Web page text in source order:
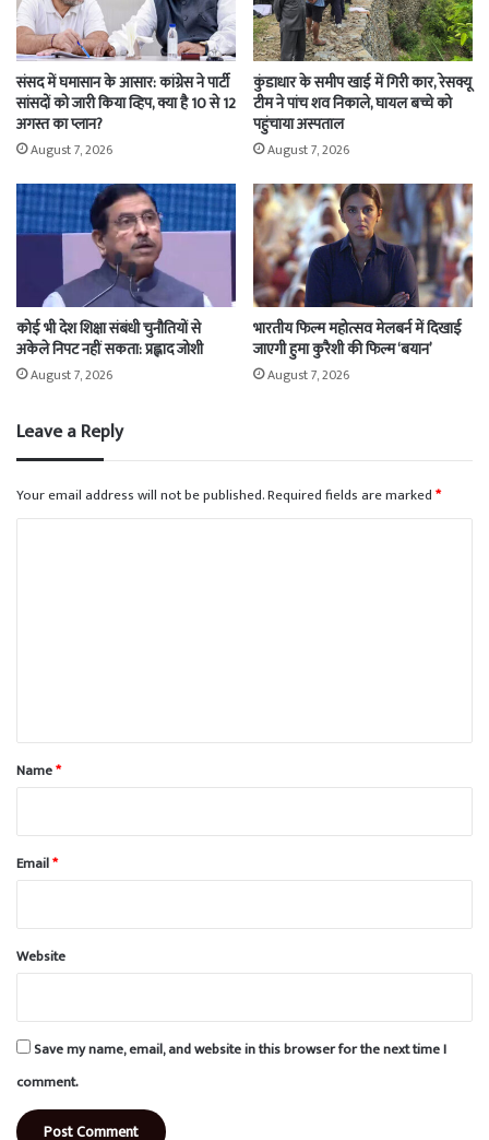
संसद में घमासान के आसार: कांग्रेस ने पार्टी
सांसदों को जारी किया व्हिप, क्या है 10 से 12
अगस्त का प्लान?
August 7, 2026
कुंडाधार के समीप खाई में गिरी कार, रेसक्यू
टीम ने पांच शव निकाले, घायल बच्चे को
पहुंचाया अस्पताल
August 7, 2026
कोई भी देश शिक्षा संबंधी चुनौतियों से
अकेले निपट नहीं सकता: प्रह्लाद जोशी
August 7, 2026
भारतीय फिल्म महोत्सव मेलबर्न में दिखाई
जाएगी हुमा कुरैशी की फिल्म ‘बयान’
August 7, 2026
Leave a Reply
Your email address will not be published.Required fields are marked*
*
Name*
Email*
Website
Save my name, email, and website in this browser for the next time I
comment.